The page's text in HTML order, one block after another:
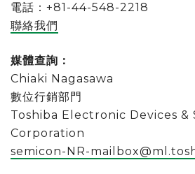
電話：+81-44-548-2218
聯絡我們
媒體查詢：
Chiaki Nagasawa
數位行銷部門
Toshiba Electronic Devices &
Corporation
semicon-NR-